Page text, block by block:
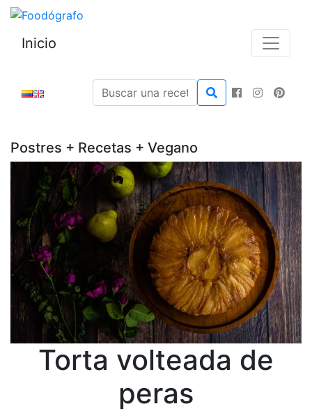
Inicio
Postres + Recetas + Vegano
Torta volteada de
peras